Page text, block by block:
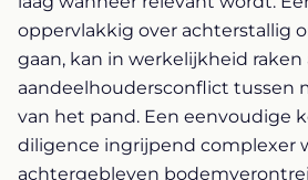
oppervlakkig over achterstallig
gaan, kan in werkelijkheid raken
aandeelhoudersconflict tussen
van het pand. Een eenvoudige
diligence ingrijpend complexer
achtergebleven